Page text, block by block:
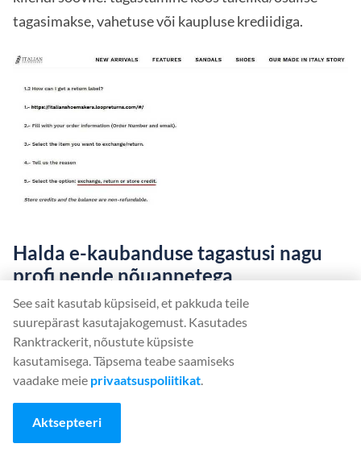
tagasimakse, vahetuse või kaupluse krediidiga.
Halda e-kaubanduse tagastusi nagu
profi nende nõuannetega
E-kaubanduse kiire kasvuga võib teie ettevõte seista
silmitsi väljakutsega hallata teile tagasi saadetud
toodete laviini. Kasutades selles artiklis mainitud
strateegilisi meetmeid ja tehnoloogiaid, saate
parandada oma veebiettevõtte tagastuste haldamise
protsessi ja saavutada lõppkokkuvõttes
See sait kasutab küpsiseid, et pakkuda teile
suurepärast kasutajakogemust. Kasutades
Ranktrackerit, nõustute küpsiste
kasutamisega. Täpsema teabe saamiseks
vaadake meie privaatsuspoliitikat.
Aktsepteeri